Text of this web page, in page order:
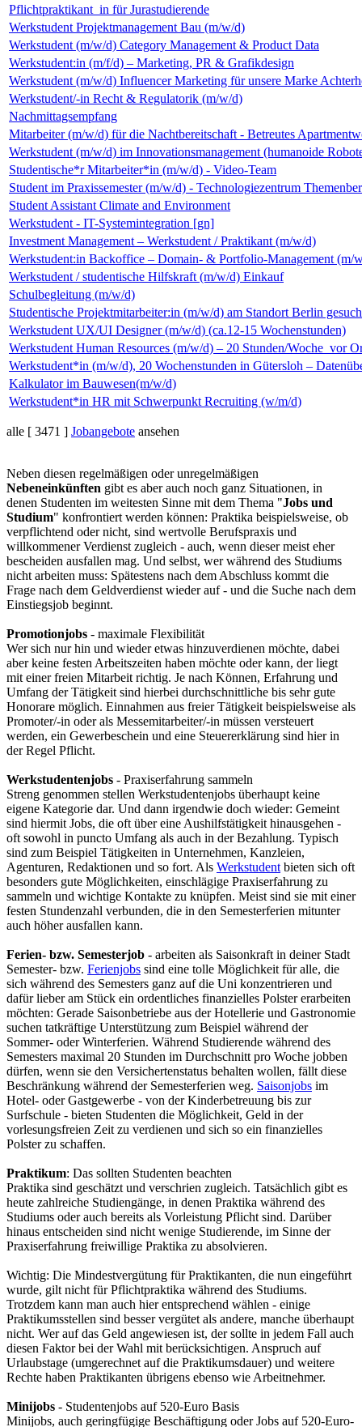
Pflichtpraktikant_in für Jurastudierende
Werkstudent Projektmanagement Bau (m/w/d)
Werkstudent (m/w/d) Category Management & Product Data
Werkstudent:in (m/f/d) – Marketing, PR & Grafikdesign
Werkstudent (m/w/d) Influencer Marketing für unsere Marke
Werkstudent/-in Recht & Regulatorik (m/w/d)
Nachmittagsempfang
Mitarbeiter (m/w/d) für die Nachtbereitschaft - Betreutes
Werkstudent (m/w/d) im Innovationsmanagement (humanoide
Studentische*r Mitarbeiter*in (m/w/d) - Video-Team
Student im Praxissemester (m/w/d) - Technologiezentrum
Student Assistant Climate and Environment
Werkstudent - IT-Systemintegration [gn]
Investment Management – Werkstudent / Praktikant (m/w/d)
Werkstudent:in Backoffice – Domain- & Portfolio-Management (m/
Werkstudent / studentische Hilfskraft (m/w/d) Einkauf
Schulbegleitung (m/w/d)
Studentische Projektmitarbeiter:in (m/w/d) am Standort Berlin
Werkstudent UX/UI Designer (m/w/d) (ca.12-15 Wochenstunden)
Werkstudent Human Resources (m/w/d) – 20 Stunden/Woche_vor
Werkstudent*in (m/w/d), 20 Wochenstunden in Gütersloh –
Kalkulator im Bauwesen(m/w/d)
Werkstudent*in HR mit Schwerpunkt Recruiting (w/m/d)
alle [ 3471 ] Jobangebote ansehen
Neben diesen regelmäßigen oder unregelmäßigen
Nebeneinkünften gibt es aber auch noch ganz Situationen, in
denen Studenten im weitesten Sinne mit dem Thema "Jobs und
Studium" konfrontiert werden können: Praktika beispielsweise, ob
verpflichtend oder nicht, sind wertvolle Berufspraxis und
willkommener Verdienst zugleich - auch, wenn dieser meist eher
bescheiden ausfallen mag. Und selbst, wer während des Studiums
nicht arbeiten muss: Spätestens nach dem Abschluss kommt die
Frage nach dem Geldverdienst wieder auf - und die Suche nach dem
Einstiegsjob beginnt.
Promotionjobs - maximale Flexibilität
Wer sich nur hin und wieder etwas hinzuverdienen möchte, dabei
aber keine festen Arbeitszeiten haben möchte oder kann, der liegt
mit einer freien Mitarbeit richtig. Je nach Können, Erfahrung und
Umfang der Tätigkeit sind hierbei durchschnittliche bis sehr gute
Honorare möglich. Einnahmen aus freier Tätigkeit beispielsweise als
Promoter/-in oder als Messemitarbeiter/-in müssen versteuert
werden, ein Gewerbeschein und eine Steuererklärung sind hier in
der Regel Pflicht.
Werkstudentenjobs - Praxiserfahrung sammeln
Streng genommen stellen Werkstudentenjobs überhaupt keine
eigene Kategorie dar. Und dann irgendwie doch wieder: Gemeint
sind hiermit Jobs, die oft über eine Aushilfstätigkeit hinausgehen -
oft sowohl in puncto Umfang als auch in der Bezahlung. Typisch
sind zum Beispiel Tätigkeiten in Unternehmen, Kanzleien,
Agenturen, Redaktionen und so fort. Als Werkstudentbieten sich oft
besonders gute Möglichkeiten, einschlägige Praxiserfahrung zu
sammeln und wichtige Kontakte zu knüpfen. Meist sind sie mit einer
festen Stundenzahl verbunden, die in den Semesterferien mitunter
auch höher ausfallen kann.
Ferien- bzw. Semesterjob - arbeiten als Saisonkraft in deiner Stadt
Semester- bzw. Ferienjobs sind eine tolle Möglichkeit für alle, die
sich während des Semesters ganz auf die Uni konzentrieren und
dafür lieber am Stück ein ordentliches finanzielles Polster erarbeiten
möchten: Gerade Saisonbetriebe aus der Hotellerie und Gastronomie
suchen tatkräftige Unterstützung zum Beispiel während der
Sommer- oder Winterferien. Während Studierende während des
Semesters maximal 20 Stunden im Durchschnitt pro Woche jobben
dürfen, wenn sie den Versichertenstatus behalten wollen, fällt diese
Beschränkung während der Semesterferien weg. Saisonjobs im
Hotel- oder Gastgewerbe - von der Kinderbetreuung bis zur
Surfschule - bieten Studenten die Möglichkeit, Geld in der
vorlesungsfreien Zeit zu verdienen und sich so ein finanzielles
Polster zu schaffen.
Praktikum: Das sollten Studenten beachten
Praktika sind geschätzt und verschrien zugleich. Tatsächlich gibt es
heute zahlreiche Studiengänge, in denen Praktika während des
Studiums oder auch bereits als Vorleistung Pflicht sind. Darüber
hinaus entscheiden sind nicht wenige Studierende, im Sinne der
Praxiserfahrung freiwillige Praktika zu absolvieren.
Wichtig: Die Mindestvergütung für Praktikanten, die nun eingeführt
wurde, gilt nicht für Pflichtpraktika während des Studiums.
Trotzdem kann man auch hier entsprechend wählen - einige
Praktikumsstellen sind besser vergütet als andere, manche überhaupt
nicht. Wer auf das Geld angewiesen ist, der sollte in jedem Fall auch
diesen Faktor bei der Wahl mit berücksichtigen. Anspruch auf
Urlaubstage (umgerechnet auf die Praktikumsdauer) und weitere
Rechte haben Praktikanten übrigens ebenso wie Arbeitnehmer.
Minijobs - Studentenjobs auf 520-Euro Basis
Minijobs, auch geringfügige Beschäftigung oder Jobs auf 520-Euro-